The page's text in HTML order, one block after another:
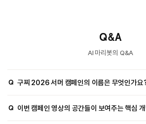
Q&A
AI 마리봇의 Q&A
Q 구찌 2026 서머 캠페인의 이름은 무엇인가요
몬테카를로(Gucci Monte Carlo)'입니다.
Q 이번 캠페인 영상의 공간들이 보여주는 핵심